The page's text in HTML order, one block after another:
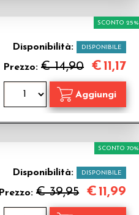
Disponibilità: DISPONIBILE
Prezzo: € 14,90
SCONTO 25%
€11,17
Disponibilità: DISPONIBILE
Prezzo: € 39,95
SCONTO 70%
€11,99